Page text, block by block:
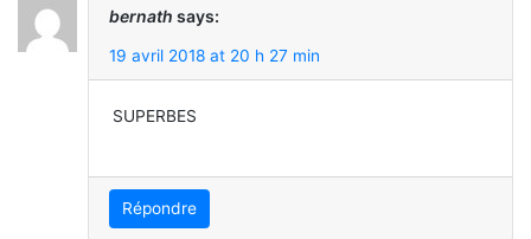
bernath says:
19 avril 2018 at 20 h 27 min
SUPERBES
Répondre